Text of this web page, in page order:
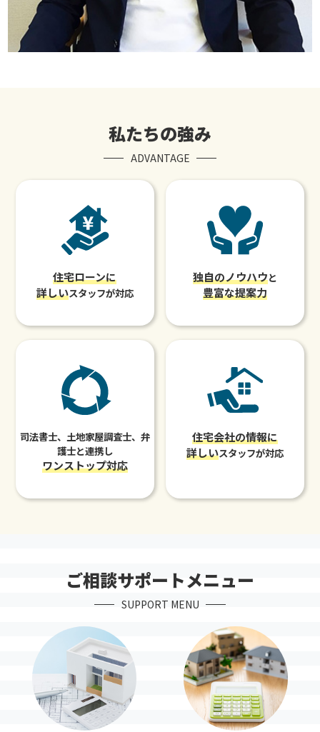
私たちの強み
ADVANTAGE
住宅ローンに
詳しいスタッフが対応
独自のノウハウと
豊富な提案力
司法書士、土地家屋調査士、 弁
護士と連携し
ワンストップ対応
住宅会社の情報に
詳しいスタッフが対応
ご相談サポートメニュー
SUPPORT MENU